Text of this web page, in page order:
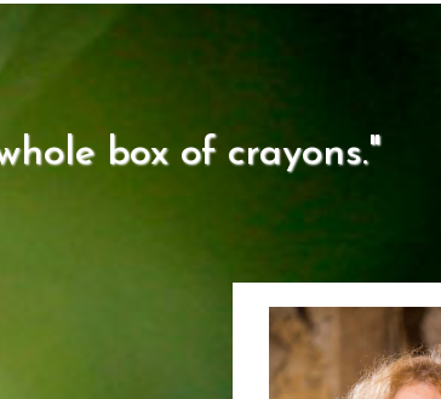
box of crayons."